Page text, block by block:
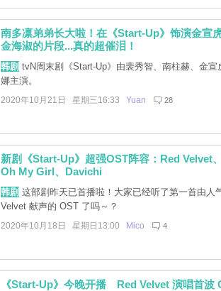
南多凛弟弟长大啦！在《Start-Up》饰演金宣
金海淑的片段...真的超催泪！
韩剧 tvN周末剧《Start-Up》由裴秀智、南柱赫、金宣
娜主演。
2020年10月21日 星期三16:33 Yuan 28
新剧《Start-Up》超强OST阵容：Red Velvet
Oh My Girl、Davichi
韩剧 这部剧昨天已首播啦！大家已经听了第一首由人
Velvet 献声的 OST 了吗～？
2020年10月18日 星期日13:00 Mico 4
《Start-Up》今晚开播 Red Velvet 演唱首波